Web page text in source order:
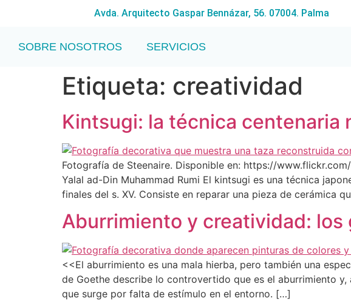
Avda. Arquitecto Gaspar Bennázar, 56. 07004. Palma
SOBRE NOSOTROS SERVICIOS
Etiqueta: creatividad
Kintsugi: la técnica centenaria
Fotografía de Steenaire. Disponible en: https://
Yalal ad-Din Muhammad Rumi El kintsugi es una técnica
finales del s. XV. Consiste en reparar una pieza de cerámica
Aburrimiento y creatividad:
<<El aburrimiento es una mala hierba, pero también una
de Goethe describe lo controvertido que es el aburrimiento
que surge por falta de estímulo en el entorno. […]